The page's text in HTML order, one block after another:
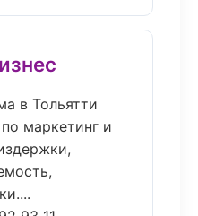
в Тольятти
маркетинг и